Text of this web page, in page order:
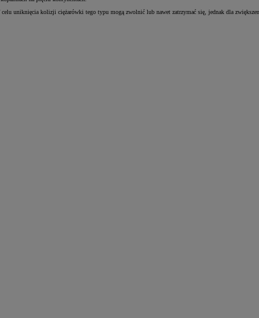
uniknięcia kolizji ciężarówki tego typu mogą zwolnić lub nawet zatrzymać się, jednak dla